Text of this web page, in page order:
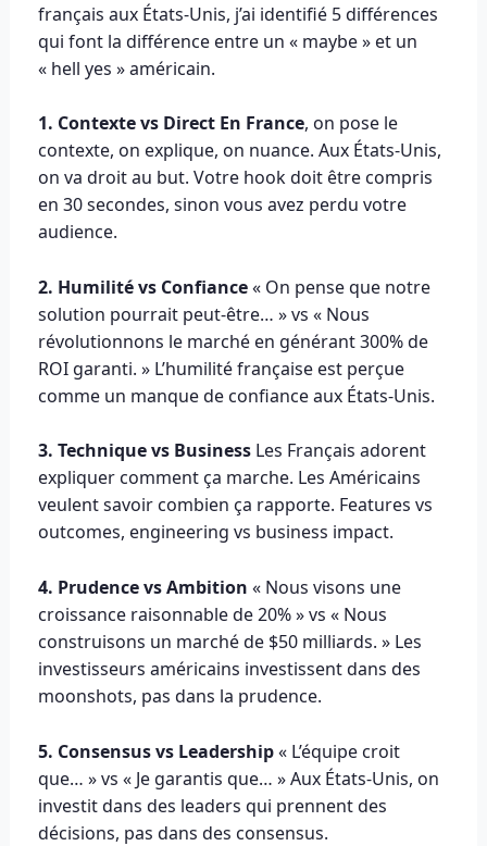
français aux États-Unis, j’ai identifié 5 différences
qui font la différence entre un « maybe » et un
« hell yes » américain.
1. Contexte vs Direct En France, on pose le
contexte, on explique, on nuance. Aux États-Unis,
on va droit au but. Votre hook doit être compris
en 30 secondes, sinon vous avez perdu votre
audience.
2. Humilité vs Confiance« On pense que notre
solution pourrait peut-être… » vs « Nous
révolutionnons le marché en générant 300% de
ROI garanti. » L’humilité française est perçue
comme un manque de confiance aux États-Unis.
3. Technique vs BusinessLes Français adorent
expliquer comment ça marche. Les Américains
veulent savoir combien ça rapporte. Features vs
outcomes, engineering vs business impact.
4. Prudence vs Ambition « Nous visons une
croissance raisonnable de 20% » vs « Nous
construisons un marché de $50 milliards. » Les
investisseurs américains investissent dans des
moonshots, pas dans la prudence.
5. Consensus vs Leadership« L’équipe croit
que… » vs « Je garantis que… » Aux États-Unis, on
investit dans des leaders qui prennent des
décisions, pas dans des consensus.